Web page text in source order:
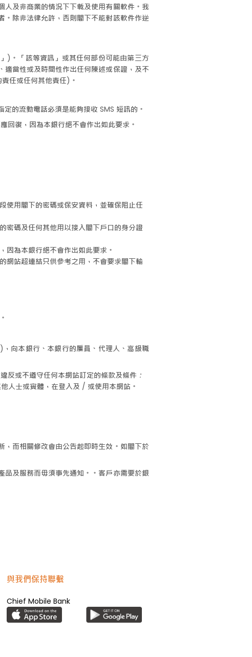
及非商業的情況下下載及使用有關軟件。我
除非法律允許，否則閣下不能對該軟件作逆
)。「該等資訊」或其任何部份可能由第三方
當性或及時間性作出任何陳述或保證，及不
任或任何其他責任)。
的流動電話必須是能夠接收 SMS 短訊的。
回復，因為本銀行絕不會作出如此要求。
使用閣下的密碼或保安資料，並確保阻止任
密碼及任何其他用以接入閣下戶口的身分證
因為本銀行絕不會作出如此要求。
網站超連結只供參考之用，不會要求閣下輸
向本銀行、本銀行的雇員、代理人、高級職
反或不遵守任何本網站訂定的條款及條件；
人士或實體，在登入及 / 或使用本網站。
而相關修改會由公告起即時生效。如閣下於
及服務而毋須事先通知。。客戶亦需要於銀
與我們保持聯繫
Chief Mobile Bank